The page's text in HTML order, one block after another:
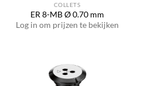
COLLETS
ER 8-MB Ø 0.70 mm
Log in om prijzen te bekijken